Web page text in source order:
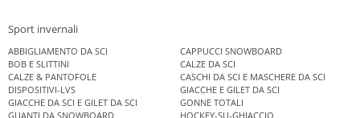
Sport invernali
ABBIGLIAMENTO DA SCI
CAPPUCCI SNOWBOARD
BOB E SLITTINI
CALZE DA SCI
CALZE & PANTOFOLE
CASCHI DA SCI E MASCHERE DA SCI
DISPOSITIVI-LVS
GIACCHE E GILET DA SCI
GIACCHE DA SCI E GILET DA SCI
GONNE TOTALI
GUANTI DA SNOWBOARD
HOCKEY-SU-GHIACCIO